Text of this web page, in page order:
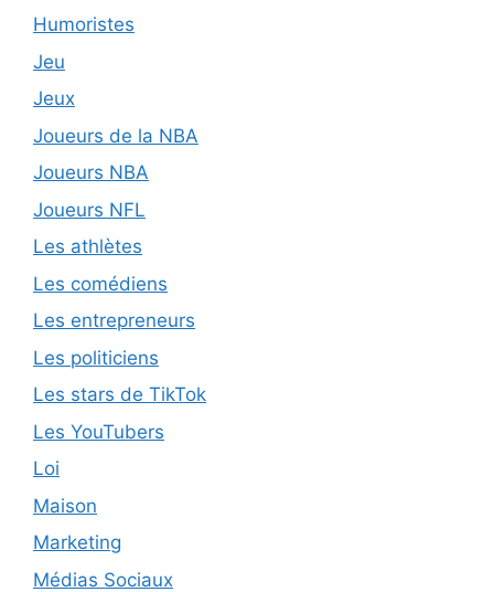
Humoristes
Jeu
Jeux
Joueurs de la NBA
Joueurs NBA
Joueurs NFL
Les athlètes
Les comédiens
Les entrepreneurs
Les politiciens
Les stars de TikTok
Les YouTubers
Loi
Maison
Marketing
Médias Sociaux